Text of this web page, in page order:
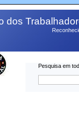
dos
Pesquisa em